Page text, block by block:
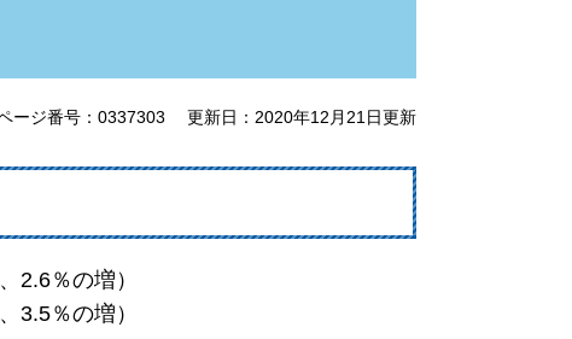
ージ番号：0337303 更新日：2020年12月21日更新
％の増）
％の増）